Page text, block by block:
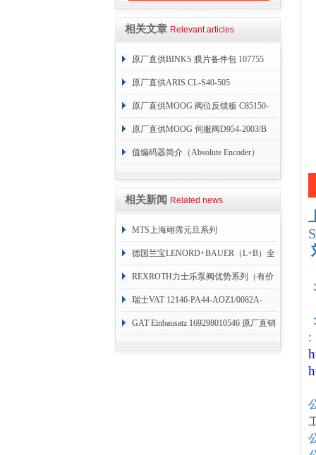
相关文章 Relevant articles
原厂直供BINKS 膜片备件包 107755
原厂直供ARIS CL-S40-505
原厂直供MOOG 阀位反馈板 C85150-
004
原厂直供MOOG 伺服阀D954-2003/B
值编码器简介（Absolute Encoder）
相关新闻 Related news
MTS上海翊霈元旦系列
RHM3050MR081A01
德国兰宝LENORD+BAUER（L+B）全
系列编码器
REXROTH力士乐泵阀优势系列（有价
目表）
瑞士VAT 12146-PA44-AOZ1/0082A-
1173938
GAT Einbausatz 169298010546 原厂直销
: